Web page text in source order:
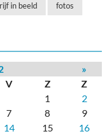
in beeld fotos
»
V Z
Z
1
2
7 8
9
14 15
16